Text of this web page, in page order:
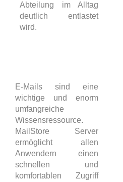
Abteilung im Alltag
deutlich entlastet
wird.
E-Mails sind eine
wichtige und enorm
umfangreiche
Wissensressource.
MailStore Server
ermöglicht allen
Anwendern einen
schnellen und
komfortablen Zugriff